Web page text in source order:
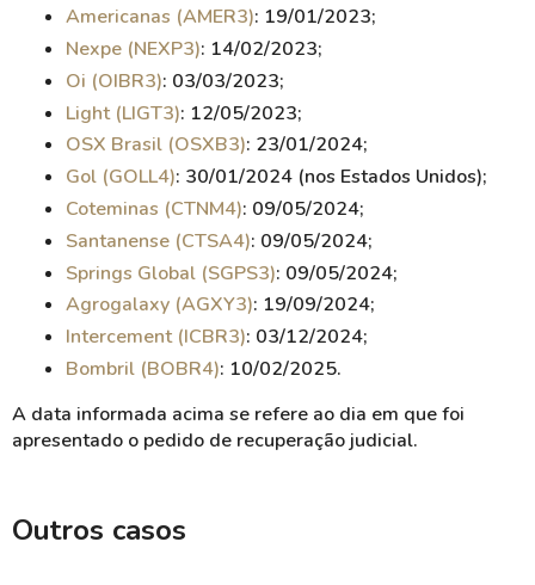
Americanas (AMER3): 19/01/2023;
Nexpe (NEXP3): 14/02/2023;
Oi (OIBR3): 03/03/2023;
Light (LIGT3): 12/05/2023;
OSX Brasil (OSXB3): 23/01/2024;
Gol (GOLL4): 30/01/2024 (nos Estados Unidos);
Coteminas (CTNM4): 09/05/2024;
Santanense (CTSA4): 09/05/2024;
Springs Global (SGPS3): 09/05/2024;
Agrogalaxy (AGXY3): 19/09/2024;
Intercement (ICBR3): 03/12/2024;
Bombril (BOBR4): 10/02/2025.
A data informada acima se refere ao dia em que foi
apresentado o pedido de recuperação judicial.
Outros casos